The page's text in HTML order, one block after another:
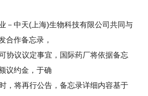
－中天(上海)生物科技有限公司共同与
合作备忘录，
协议议定事宜，国际药厂将依据备忘
议约金，于确
，将再行公告，备忘录详细内容基于